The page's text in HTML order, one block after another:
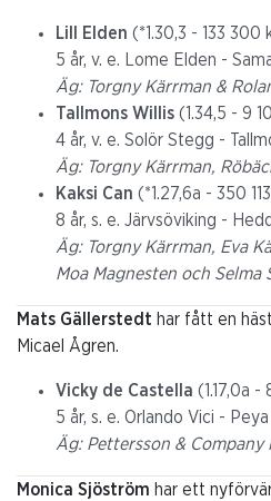
Lill Elden (*1.30,3 - 133 300
5 år, v. e. Lome Elden -
Äg: Torgny Kärrman &
Tallmons Willis (1.34,5 - 9
4 år, v. e. Solör Stegg -
Äg: Torgny Kärrman,
Kaksi Can (*1.27,6a - 350
8 år, s. e. Järvsöviking -
Äg: Torgny Kärrman, Eva
Moa Magnesten och Selma
Mats Gällerstedt har fått en
Micael Ågren.
Vicky de Castella (1.17,0a
5 år, s. e. Orlando Vici -
Äg: Pettersson & Company
Monica Sjöström har ett